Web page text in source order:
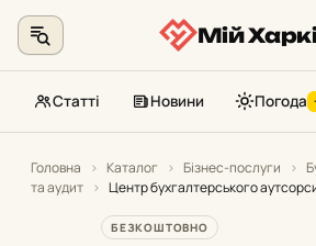
контенту
Мій
Статті Новини Погода
Головна › Каталог › Бізнес-послуги ›
та аудит › Центр бухгалтерського
БЕЗКОШТОВНО